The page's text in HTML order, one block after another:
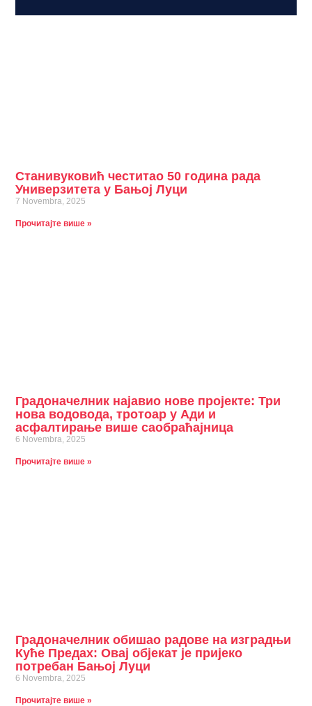
Станивуковић честитао 50 година рада
Универзитета у Бањој Луци
7 Novembra, 2025
Прочитајте више »
Градоначелник најавио нове пројекте: Три
нова водовода, тротоар у Ади и
асфалтирање више саобраћајница
6 Novembra, 2025
Прочитајте више »
Градоначелник обишао радове на изградњи
Куће Предах: Овај објекат је пријеко
потребан Бањој Луци
6 Novembra, 2025
Прочитајте више »